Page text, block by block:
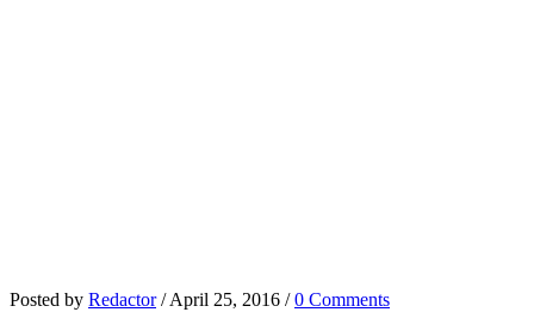
Posted by Redactor / April 25, 2016 / 0 Comments